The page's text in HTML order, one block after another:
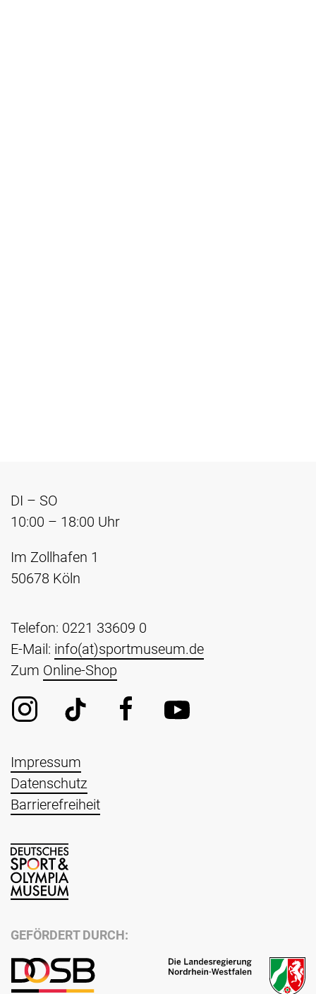
DI – SO
10:00 – 18:00 Uhr
Im Zollhafen 1
50678 Köln
Telefon: 0221 33609 0
E-Mail: info(at)sportmuseum.de
Zum Online-Shop
Impressum
Datenschutz
Barrierefreiheit
GEFÖRDERT DURCH: